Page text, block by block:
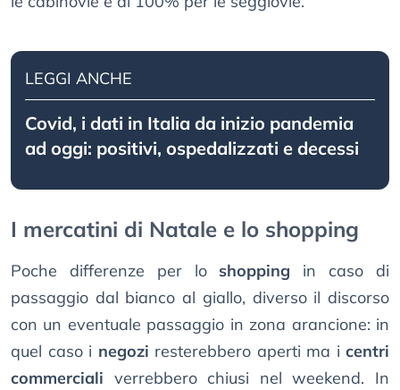
LEGGI ANCHE
Covid, i dati in Italia da inizio pandemia
ad oggi: positivi, ospedalizzati e decessi
I mercatini di Natale e lo shopping
Poche differenze per lo shopping in caso di
passaggio dal bianco al giallo, diverso il discorso
con un eventuale passaggio in zona arancione: in
quel caso i negozi resterebbero aperti ma i centri
commerciali verrebbero chiusi nel weekend. In